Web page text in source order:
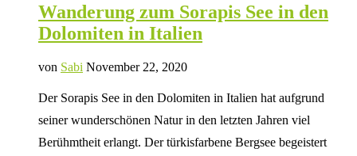
Wanderung zum Sorapis See in den
Dolomiten in Italien
von Sabi November 22, 2020
Der Sorapis See in den Dolomiten in Italien hat aufgrund
seiner wunderschönen Natur in den letzten Jahren viel
Berühmtheit erlangt. Der türkisfarbene Bergsee begeistert